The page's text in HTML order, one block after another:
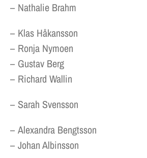
–
–
–
–
–
–
–
–
Nathalie Brahm
Klas Håkansson
Ronja Nymoen
Gustav Berg
Richard Wallin
Sarah Svensson
Alexandra Bengtsson
Johan Albinsson